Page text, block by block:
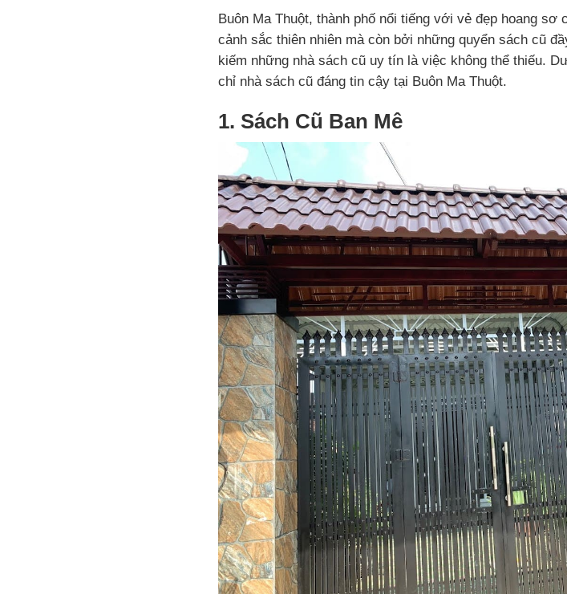
Buôn Ma Thuột, thành phố nổi tiếng với vẻ đẹp hoang
cảnh sắc thiên nhiên mà còn bởi những quyển sách cũ
kiếm những nhà sách cũ uy tín là việc không thể thiếu.
chỉ nhà sách cũ đáng tin cậy tại Buôn Ma Thuột.
1. Sách Cũ Ban Mê